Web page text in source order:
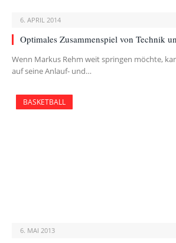
6. APRIL 2014
Optimales Zusammenspiel von Technik
Wenn Markus Rehm weit springen möchte,
auf seine Anlauf- und…
BASKETBALL
6. MAI 2013